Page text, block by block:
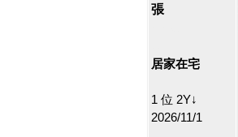
張
居家在宅
1 位 2Y↓
2026/11/1